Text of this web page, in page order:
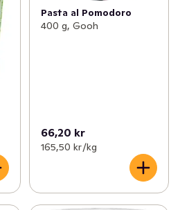
Pasta al Pomodoro
400 g, Gooh
66,20 kr
165,50 kr /kg